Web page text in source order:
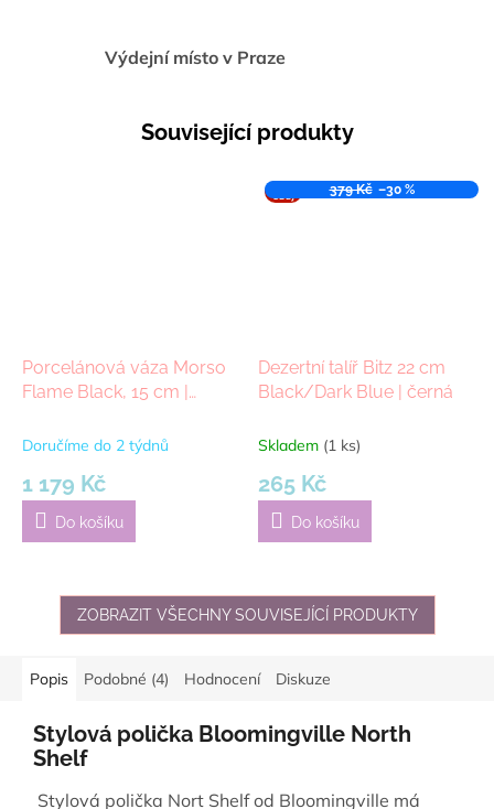
Výdejní místo v Praze
Související produkty
Porcelánová váza Morso
Flame Black, 15 cm |
Doručíme do 2 týdnů
1 179 Kč
Do košíku
ODEJ
379 Kč –30 %
Dezertní talíř Bitz 22 cm
Black/Dark Blue | černá
Skladem (1 ks)
265 Kč
Do košíku
ZOBRAZIT VŠECHNY SOUVISEJÍCÍ PRODUKTY
Popis Podobné (4) Hodnocení Diskuze
Stylová polička Bloomingville North
Shelf
Stylová polička Nort Shelf od Bloomingville má